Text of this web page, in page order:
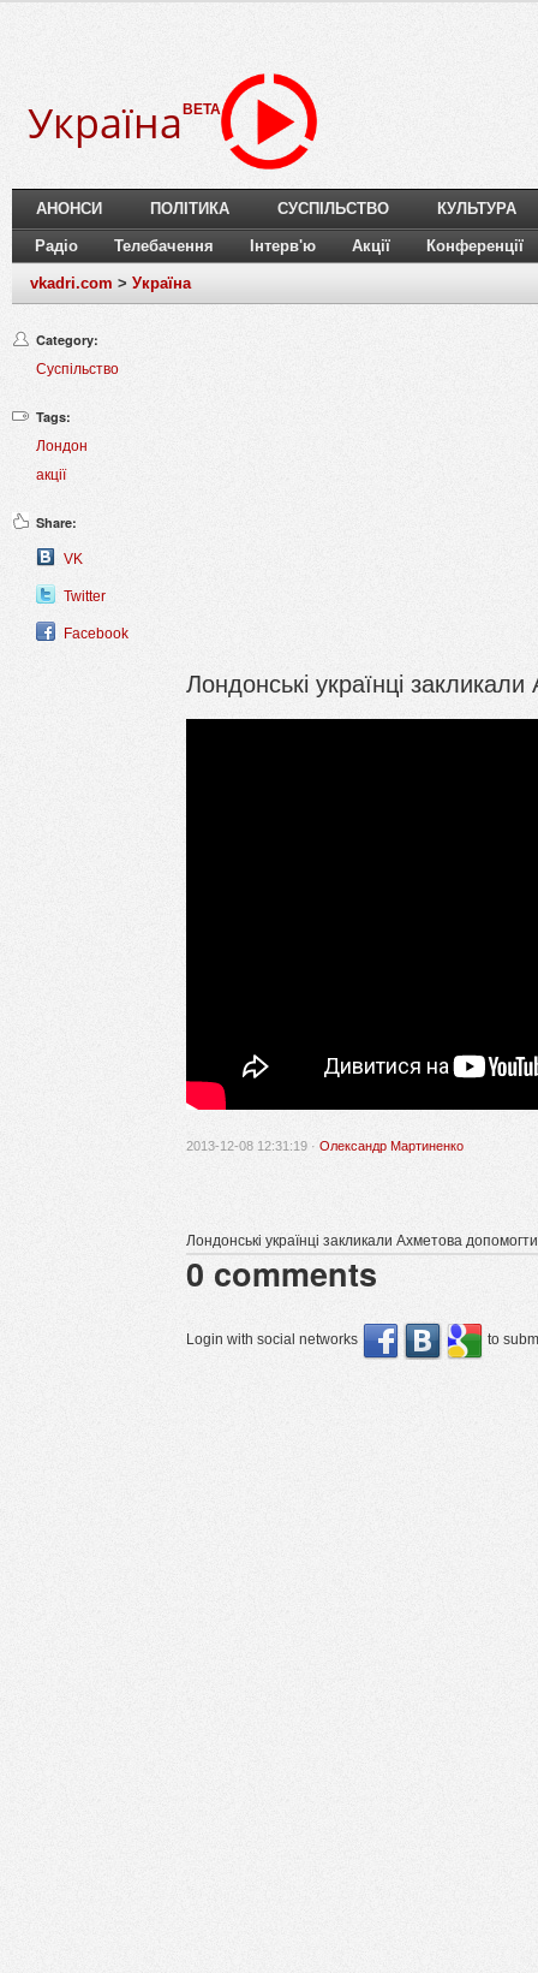
Україна BETA
АНОНСИ ПОЛІТИКА СУСПІЛЬСТВО КУЛЬТУРА
Радіо Телебачення Інтерв'ю Акції Конференції
vkadri.com > Україна
Category:
Суспільство
Tags:
Лондон
акції
Share:
VK
Twitter
Facebook
Лондонські українці
2013-12-08 12:31:19 · Олександр Мартиненко
Лондонські українці закликали Ахметова
0 comments
Login with social networks to